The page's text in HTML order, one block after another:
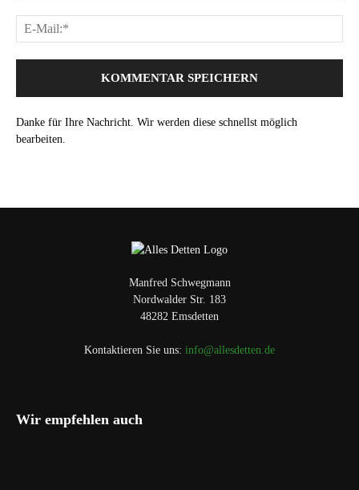
Danke für Ihre Nachricht. Wir werden diese schnellst möglich
bearbeiten.
Manfred Schwegmann
Nordwalder Str. 183
48282 Emsdetten
Kontaktieren Sie uns: info@allesdetten.de
Wir empfehlen auch